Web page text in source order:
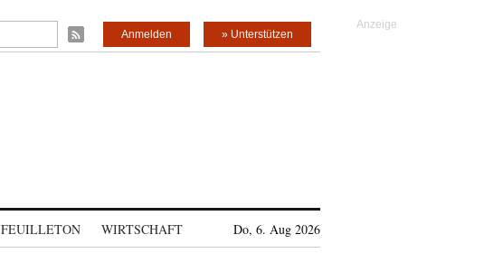
» Unterstützen
Anmelden
FEUILLETON WIRTSCHAFT Do, 6. Aug 2026